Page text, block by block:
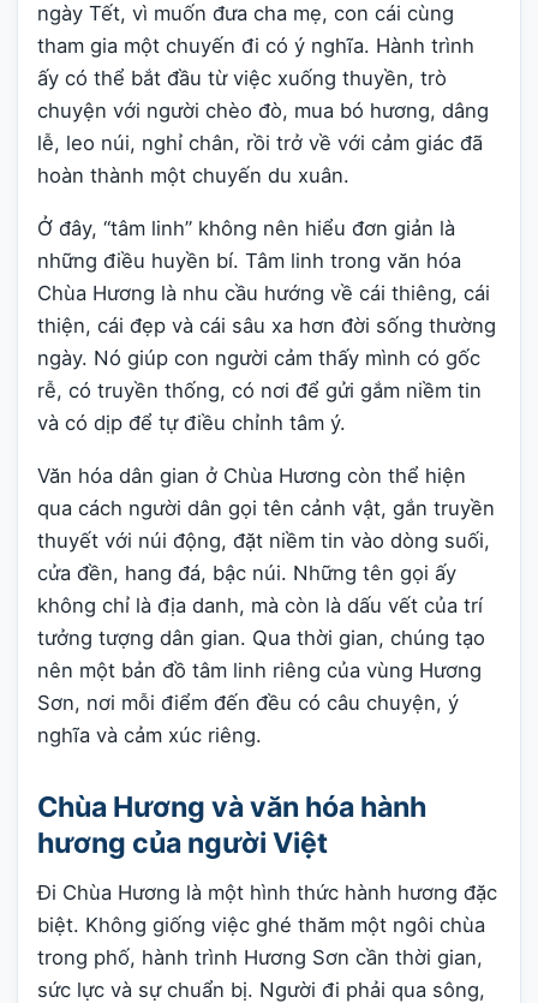
ngày Tết, vì muốn đưa cha mẹ, con cái cùng
tham gia một chuyến đi có ý nghĩa. Hành trình
ấy có thể bắt đầu từ việc xuống thuyền, trò
chuyện với người chèo đò, mua bó hương, dâng
lễ, leo núi, nghỉ chân, rồi trở về với cảm giác đã
hoàn thành một chuyến du xuân.
Ở đây, “tâm linh” không nên hiểu đơn giản là
những điều huyền bí. Tâm linh trong văn hóa
Chùa Hương là nhu cầu hướng về cái thiêng, cái
thiện, cái đẹp và cái sâu xa hơn đời sống thường
ngày. Nó giúp con người cảm thấy mình có gốc
rễ, có truyền thống, có nơi để gửi gắm niềm tin
và có dịp để tự điều chỉnh tâm ý.
Văn hóa dân gian ở Chùa Hương còn thể hiện
qua cách người dân gọi tên cảnh vật, gắn truyền
thuyết với núi động, đặt niềm tin vào dòng suối,
cửa đền, hang đá, bậc núi. Những tên gọi ấy
không chỉ là địa danh, mà còn là dấu vết của trí
tưởng tượng dân gian. Qua thời gian, chúng tạo
nên một bản đồ tâm linh riêng của vùng Hương
Sơn, nơi mỗi điểm đến đều có câu chuyện, ý
nghĩa và cảm xúc riêng.
Chùa Hương và văn hóa hành
hương của người Việt
Đi Chùa Hương là một hình thức hành hương đặc
biệt. Không giống việc ghé thăm một ngôi chùa
trong phố, hành trình Hương Sơn cần thời gian,
sức lực và sự chuẩn bị. Người đi phải qua sông,